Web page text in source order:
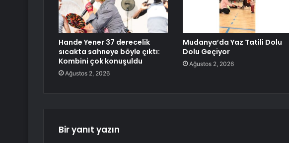
Hande Yener 37 derecelik
sıcakta sahneye böyle çıktı:
Kombini çok konuşuldu
Ağustos 2, 2026
Mudanya’da Yaz Tatili Dolu
Dolu Geçiyor
Ağustos 2, 2026
Bir yanıt yazın